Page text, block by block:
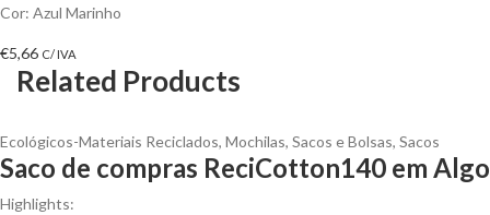
Cor: Azul Marinho
€5,66 C/ IVA
Related Products
Ecológicos-Materiais Reciclados, Mochilas, Sacos e Bolsas, Sacos
Saco de compras ReciCotton140 em
Highlights: